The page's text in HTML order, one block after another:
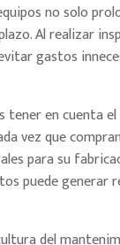
no solo
Al realizar
gastos
tener en cuenta
vez que
para su
puede generar